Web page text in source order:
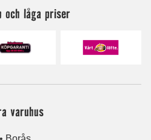
och låga priser
varuhus